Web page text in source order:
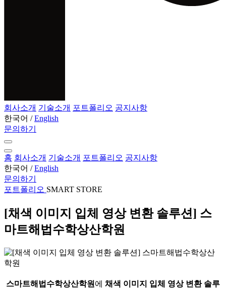
회사소개 기술소개 포트폴리오 공지사항
한국어 / English
문의하기
홈 회사소개 기술소개 포트폴리오 공지사항
한국어 / English
문의하기
포트폴리오 SMART STORE
[채색 이미지 입체 영상 변환 솔루션] 스
마트해법수학상산학원
스마트해법수학상산학원 에 채색 이미지 입체 영상 변환 솔루